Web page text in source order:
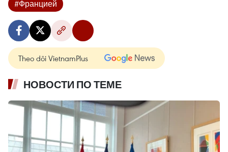
#Францией
Theo dõi VietnamPlus
НОВОСТИ ПО ТЕМЕ